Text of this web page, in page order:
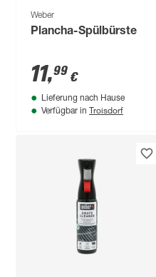
Weber
Plancha-Spülbürste
11,99 €
Lieferung nach Hause
Verfügbar in Troisdorf